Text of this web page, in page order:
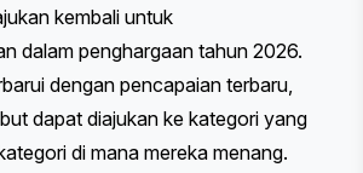
kembali untuk
dalam penghargaan tahun 2026.
dengan pencapaian terbaru,
dapat diajukan ke kategori yang
di mana mereka menang.